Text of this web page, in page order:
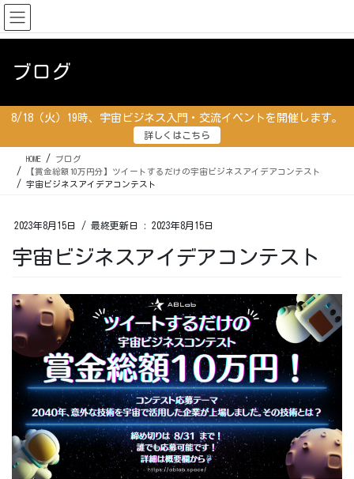
コ
ン
テ
移
ナ
ビ
ゲ
ン
ブログ
8/18（火）19時、宇宙ビジネス入門・交流イベントを開催します。
詳しくはこちら
HOME
ブログ
【賞金総額10万円分】ツイートするだけの宇宙ビジネスアイデアコンテスト
宇宙ビジネスアイデアコンテスト
2023年8月15日 / 最終更新日 : 2023年8月15日
宇宙ビジネスアイデアコンテスト